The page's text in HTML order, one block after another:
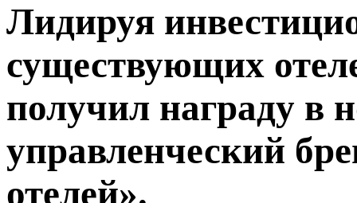
Лидируя
существующих
получил награду
управленческий
отелей».